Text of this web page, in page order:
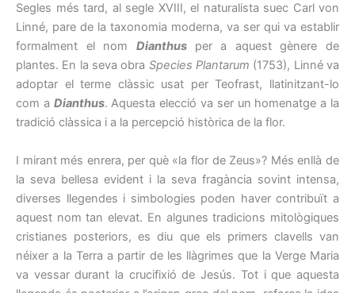
Segles més tard, al segle XVIII, el naturalista suec Carl von
Linné, pare de la taxonomia moderna, va ser qui va establir
formalment el nom Dianthus
per a aquest gènere de
plantes. En la seva obra Species Plantarum (1753), Linné va
adoptar el terme clàssic usat per Teofrast, llatinitzant-lo
com a Dianthus. Aquesta elecció va ser un homenatge a la
tradició clàssica i a la percepció històrica de la flor.
I mirant més enrera, per què «la flor de Zeus»? Més enllà de
la seva bellesa evident i la seva fragància sovint intensa,
diverses llegendes i simbologies poden haver contribuït a
aquest nom tan elevat. En algunes tradicions mitològiques
cristianes posteriors, es diu que els primers clavells van
néixer a la Terra a partir de les llàgrimes que la Verge Maria
va vessar durant la crucifixió de Jesús. Tot i que aquesta